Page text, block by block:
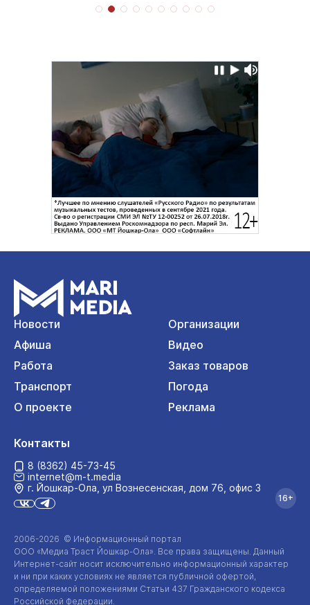
Новости
Организации
Афиша
Видео
Работа
Заказ товаров
Транспорт
Погода
О проекте
Реклама
2006-2026 © Информационный портал
ООО «Медиа Траст Йошкар-Ола». Все права защищены. Данный
Интернет-сайт носит исключительно информационный характер
и ни при каких условиях не является публичной офертой,
определяемой положениями Статьи 437 Гражданского кодекса
Российской Федерации.
Контакты
8 (8362) 45-73-45
internet@m-t.media
г. Йошкар‑Ола, ул Вознесенская, дом 76, офис 3
16+